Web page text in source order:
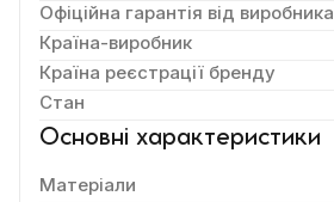
Офіційна гарантія від виробника
Країна-виробник
Країна реєстрації бренду
Стан
Основні характеристики
Матеріали